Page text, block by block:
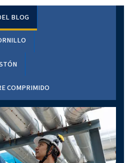
AMORTIZACIÓN
ahorrar con un compresor de
calculadora de amortización
un abrir y cerrar de ojos.